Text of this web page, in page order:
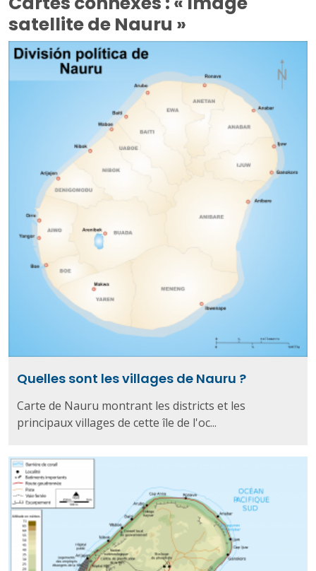
satellite de Nauru »
Quelles sont les villages de Nauru ?
Carte de Nauru montrant les districts et les
principaux villages de cette île de l'oc...